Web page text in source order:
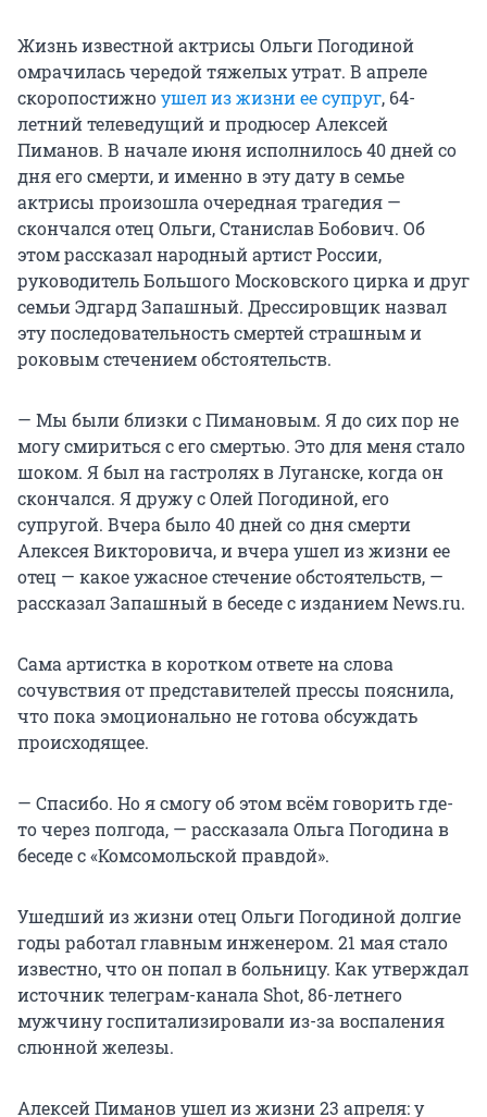
Жизнь известной актрисы Ольги Погодиной
омрачилась чередой тяжелых утрат. В апреле
скоропостижноушел из жизни ее супруг, 64-
летний телеведущий и продюсер Алексей
Пиманов. В начале июня исполнилось 40 дней со
дня его смерти, и именно в эту дату в семье
актрисы произошла очередная трагедия —
скончался отец Ольги, Станислав Бобович. Об
этом рассказал народный артист России,
руководитель Большого Московского цирка и друг
семьи Эдгард Запашный. Дрессировщик назвал
эту последовательность смертей страшным и
роковым стечением обстоятельств.
— Мы были близки с Пимановым. Я до сих пор не
могу смириться с его смертью. Это для меня стало
шоком. Я был на гастролях в Луганске, когда он
скончался. Я дружу с Олей Погодиной, его
супругой. Вчера было 40 дней со дня смерти
Алексея Викторовича, и вчера ушел из жизни ее
отец — какое ужасное стечение обстоятельств, —
рассказал Запашный в беседе с изданием News.ru.
Сама артистка в коротком ответе на слова
сочувствия от представителей прессы пояснила,
что пока эмоционально не готова обсуждать
происходящее.
— Спасибо. Но я смогу об этом всём говорить где-
то через полгода, — рассказала Ольга Погодина в
беседе с «Комсомольской правдой».
Ушедший из жизни отец Ольги Погодиной долгие
годы работал главным инженером. 21 мая стало
известно, что он попал в больницу. Как утверждал
источник телеграм-канала Shot, 86-летнего
мужчину госпитализировали из-за воспаления
слюнной железы.
Алексей Пиманов ушел из жизни 23 апреля: у